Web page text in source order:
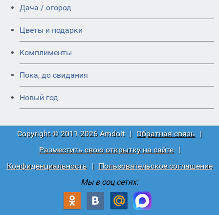
Дача / огород
Цветы и подарки
Комплименты
Пока, до свидания
Новый год
Copyright © 2011-2026 Amdoit | Обратная связь |
Разместить свою открытку на сайте
|
Конфиденциальность
|
Пользовательское соглашение
Мы в соц сетях: